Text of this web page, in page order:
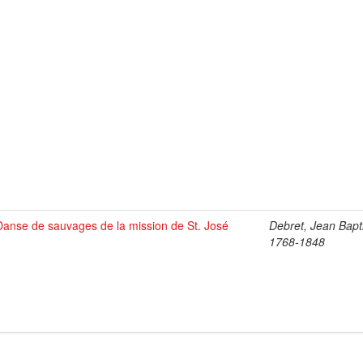
de sauvages de la mission de St. José
Debret, Jean
1768-1848